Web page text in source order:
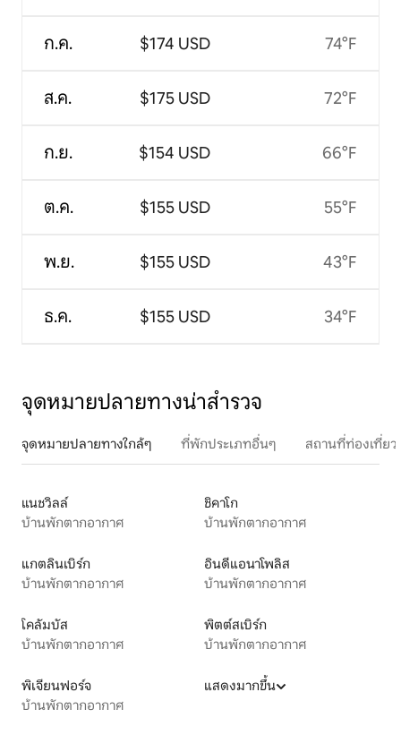
ก.ค.
ส.ค.
ก.ย.
ต.ค.
พ.ย.
ธ.ค.
$174 USD
$175 USD
$154 USD
$155 USD
$155 USD
$155 USD
74°F
72°F
66°F
55°F
43°F
34°F
จุดหมายปลายทางน่าสำรวจ
จุดหมายปลายทางใกล้ๆ ที่พักประเภทอื่นๆ สถานที่ท่องเที่ย
แนชวิลล์
บ้านพักตากอากาศ
ชิคาโก
บ้านพักตากอากาศ
แกตลินเบิร์ก
บ้านพักตากอากาศ
อินดีแอนาโพลิส
บ้านพักตากอากาศ
โคลัมบัส
บ้านพักตากอากาศ
พิตต์สเบิร์ก
บ้านพักตากอากาศ
พิเจียนฟอร์จ
บ้านพักตากอากาศ
แสดงมากขึ้น